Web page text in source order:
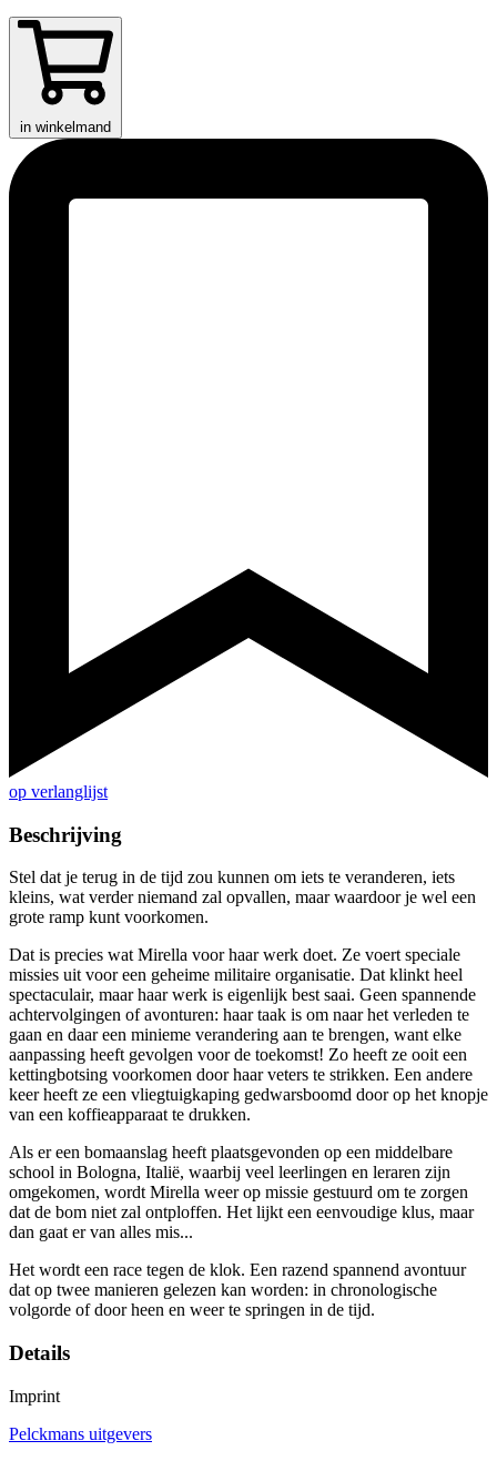
in winkelmand
op verlanglijst
Beschrijving
Stel dat je terug in de tijd zou kunnen om iets te veranderen, iets
kleins, wat verder niemand zal opvallen, maar waardoor je wel een
grote ramp kunt voorkomen.
Dat is precies wat Mirella voor haar werk doet. Ze voert speciale
missies uit voor een geheime militaire organisatie. Dat klinkt heel
spectaculair, maar haar werk is eigenlijk best saai. Geen spannende
achtervolgingen of avonturen: haar taak is om naar het verleden te
gaan en daar een minieme verandering aan te brengen, want elke
aanpassing heeft gevolgen voor de toekomst! Zo heeft ze ooit een
kettingbotsing voorkomen door haar veters te strikken. Een andere
keer heeft ze een vliegtuigkaping gedwarsboomd door op het knopje
van een koffieapparaat te drukken.
Als er een bomaanslag heeft plaatsgevonden op een middelbare
school in Bologna, Italië, waarbij veel leerlingen en leraren zijn
omgekomen, wordt Mirella weer op missie gestuurd om te zorgen
dat de bom niet zal ontploffen. Het lijkt een eenvoudige klus, maar
dan gaat er van alles mis...
Het wordt een race tegen de klok. Een razend spannend avontuur
dat op twee manieren gelezen kan worden: in chronologische
volgorde of door heen en weer te springen in de tijd.
Details
Imprint
Pelckmans uitgevers